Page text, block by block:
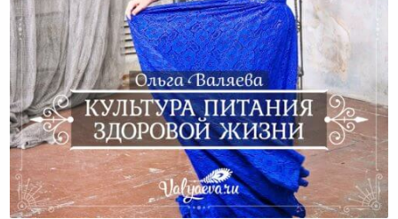
Культура Питания Здоровой Жизни